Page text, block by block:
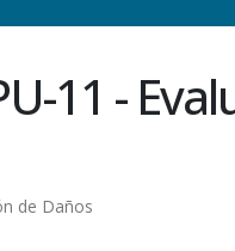
11 -
de Daños